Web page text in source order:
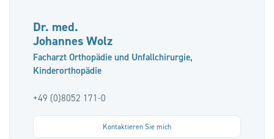
Dr. med.
Johannes Wolz
Facharzt Orthopädie und Unfallchirurgie,
Kinderorthopädie
+49 (0)8052 171-0
Kontaktieren Sie mich